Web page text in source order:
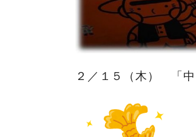
２／１５（木） 「中